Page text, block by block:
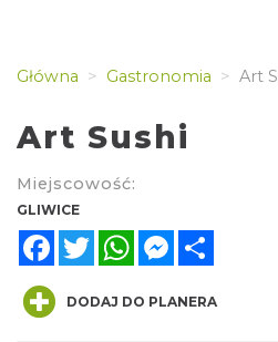
Główna Gastronomia Art
Art Sushi
Miejscowość:
GLIWICE
FacebookTwitterWhatsAppMessenger
DODAJ DO PLANERA